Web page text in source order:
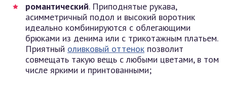
романтический. Приподнятые рукава,
асимметричный подол и высокий воротник
идеально комбинируются с облегающими
брюками из денима или с трикотажным платьем.
Приятный оливковый оттенок позволит
совмещать такую вещь с любыми цветами, в том
числе яркими и принтованными;